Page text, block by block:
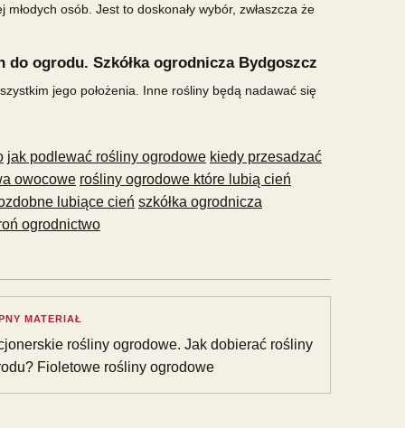
osób. Jest to doskonały wybór, zwłaszcza że
ogrodu. Szkółka ogrodnicza Bydgoszcz
jego położenia. Inne rośliny będą nadawać się
jak podlewać rośliny ogrodowe kiedy przesadzać
owocowe rośliny ogrodowe które lubią cień
lubiące cień szkółka ogrodnicza
ogrodnictwo
MATERIAŁ
rośliny ogrodowe. Jak dobierać rośliny
Fioletowe rośliny ogrodowe